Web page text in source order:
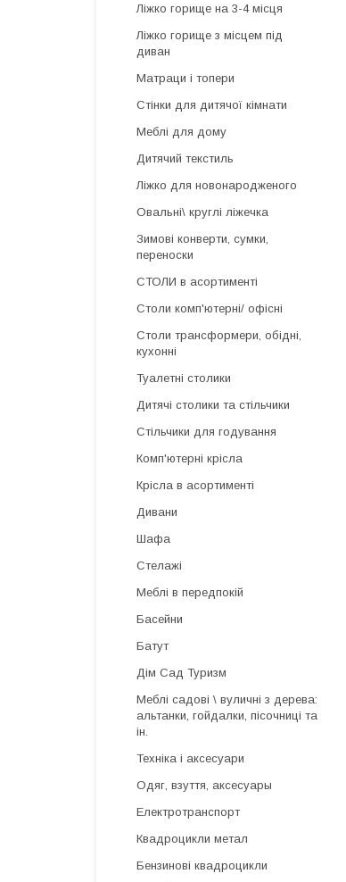
Ліжко горище на 3-4 місця
Ліжко горище з місцем під
диван
Матраци і топери
Стінки для дитячої кімнати
Меблі для дому
Дитячий текстиль
Ліжко для новонародженого
Овальні\ круглі ліжечка
Зимові конверти, сумки,
переноски
СТОЛИ в асортименті
Столи комп'ютерні/ офісні
Столи трансформери, обідні,
кухонні
Туалетні столики
Дитячі столики та стільчики
Стільчики для годування
Комп'ютерні крісла
Крісла в асортименті
Дивани
Шафа
Стелажі
Меблі в передпокій
Басейни
Батут
Дім Сад Туризм
Меблі садові \ вуличні з дерева:
альтанки, гойдалки, пісочниці та
ін.
Техніка і аксесуари
Одяг, взуття, аксесуары
Електротранспорт
Квадроцикли метал
Бензинові квадроцикли